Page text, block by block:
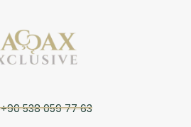
+90 538 059 77 63